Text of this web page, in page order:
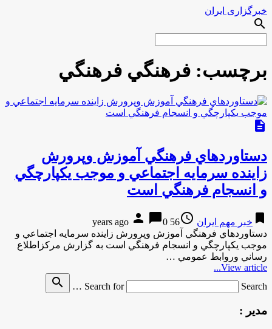
خبرگزاری ایران
search
برچسب: فرهنگي فرهنگي
description
دستاوردهاي فرهنگي آموزش وپرورش
زاينده سرمايه اجتماعي و موجب يكپارچگي
و انسجام فرهنگي است
bookmark خبر مهم ایران access_time
56 years ago
person chat_bubble0
دستاوردهاي فرهنگي آموزش وپرورش زاينده سرمايه اجتماعي و
موجب يكپارچگي و انسجام فرهنگي است به گزارش مركزاطلاع
رساني وروابط عمومي …
View article...
Search for
Search …
search
مدیر :